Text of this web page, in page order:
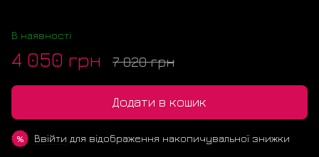
В наявності
4 050 грн 7 020 грн
Додати в кошик
% Ввійти для відображення накопичувальної знижки